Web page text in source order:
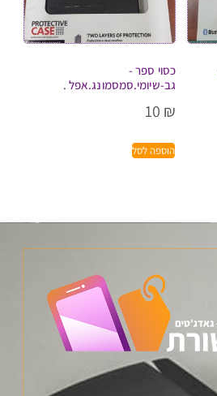
כסוי ספר -
גב-שיומי.סמסמונג.אפל .
10 ₪
הוספה לסל